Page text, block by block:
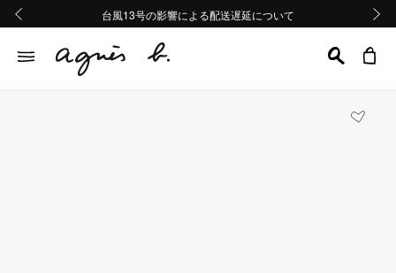
熊本地域地震の影響による配送遅延について
Summer Sale 2buy10%OFF!!
台風13号の影響による配送遅延について
熊本地域地震の影響による配送遅延について
Summer Sale 2buy10%OFF!!